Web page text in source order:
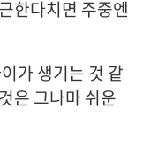
한다치면 주중엔
가 생기는 것 같
은 그나마 쉬운